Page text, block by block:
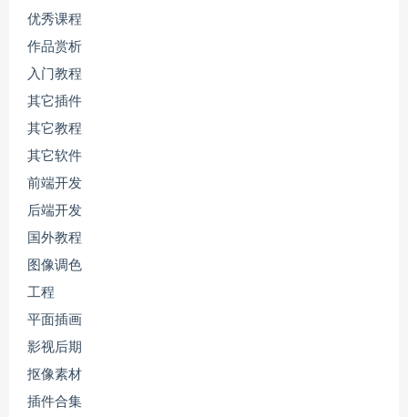
优秀课程
作品赏析
入门教程
其它插件
其它教程
其它软件
前端开发
后端开发
国外教程
图像调色
工程
平面插画
影视后期
抠像素材
插件合集